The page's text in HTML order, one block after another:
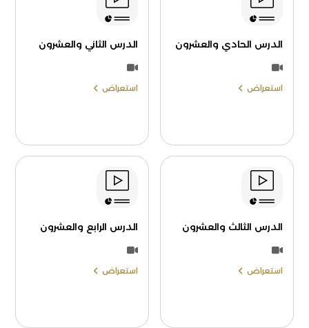
الدرس الحادي والعشرون
استعراض
الدرس الثاني والعشرون
استعراض
الدرس الثالث والعشرون
استعراض
الدرس الرابع والعشرون
استعراض